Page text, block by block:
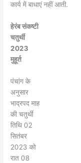
कार्य में बाधाएं नहीं आती.
हेरंब संकष्टी
चतुर्थी
2023
मुहूर्त
पंचांग के
अनुसार
भाद्रपद माह
की चतुर्थी
तिथि 02
सितंबर
2023 को
रात 08